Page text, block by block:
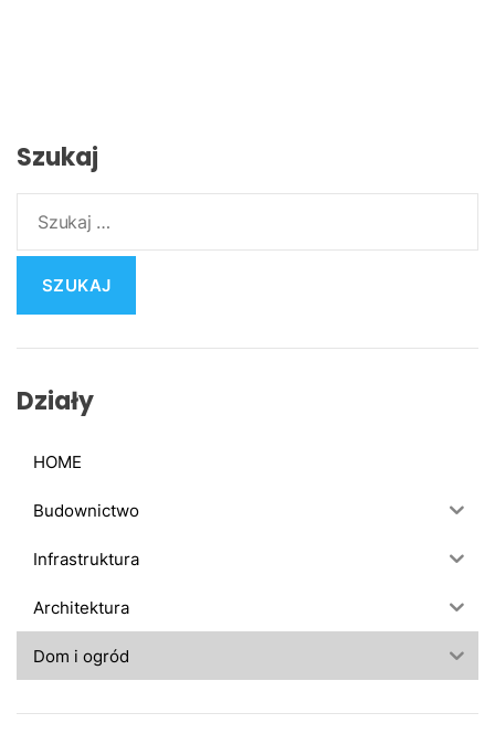
Szukaj
u
a
j
Działy
HOME
Budownictwo
Infrastruktura
Architektura
Dom i ogród